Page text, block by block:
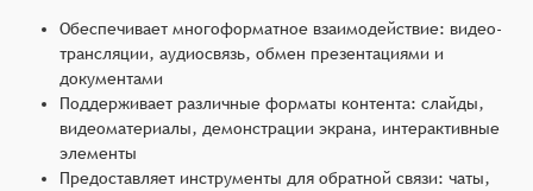
Обеспечивает многоформатное взаимодействие: видео-
трансляции, аудиосвязь, обмен презентациями и
документами
Поддерживает различные форматы контента: слайды,
видеоматериалы, демонстрации экрана, интерактивные
элементы
Предоставляет инструменты для обратной связи: чаты,